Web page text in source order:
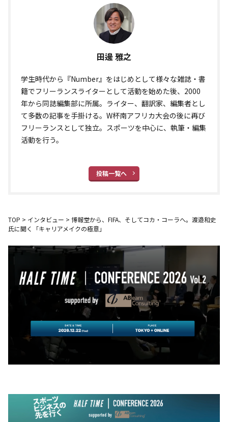
田邊 雅之
学生時代から『Number』をはじめとして様々な雑誌・書
籍でフリーランスライターとして活動を始めた後、2000
年から同誌編集部に所属。ライター、翻訳家、編集者とし
て多数の記事を手掛ける。W杯南アフリカ大会の後に再び
フリーランスとして独立。スポーツを中心に、執筆・編集
活動を行う。
投稿一覧へ
TOP > インタビュー > 博報堂から、FIFA、そしてコカ・コーラへ。渡邉和史
氏に聞く「キャリアメイクの極意」